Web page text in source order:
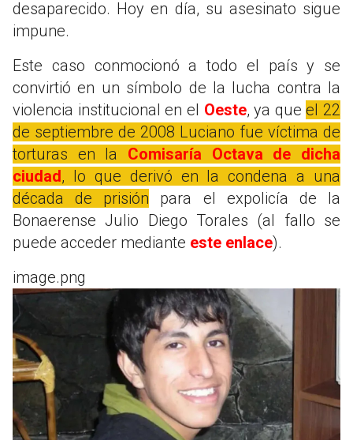
desaparecido. Hoy en día, su asesinato sigue
impune.
Este caso conmocionó a todo el país y se
convirtió en un símbolo de la lucha contra la
violencia institucional en el Oeste, ya queel 22
de septiembre de 2008 Luciano fue víctima de
torturas en la Comisaría Octava de dicha
ciudad, lo que derivó en la condena a una
década de prisión para el expolicía de la
Bonaerense Julio Diego Torales (al fallo se
puede acceder mediante este enlace).
image.png